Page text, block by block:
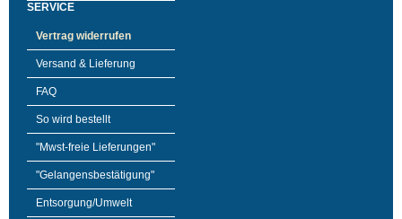
SERVICE
Vertrag widerrufen
Versand & Lieferung
FAQ
So wird bestellt
"Mwst-freie Lieferungen"
"Gelangensbestätigung"
Entsorgung/Umwelt